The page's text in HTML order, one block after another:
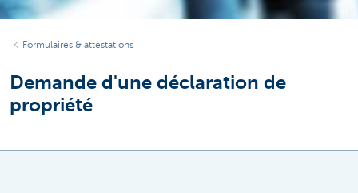
Formulaires & attestations
Demande d'une déclaration de
propriété